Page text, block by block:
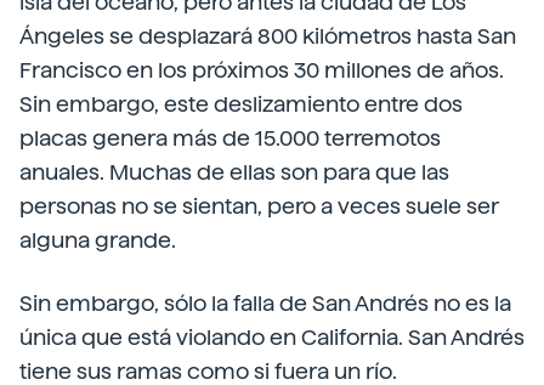
Ángeles se desplazará 800 kilómetros hasta San
Francisco en los próximos 30 millones de años.
Sin embargo, este deslizamiento entre dos
placas genera más de 15.000 terremotos
anuales. Muchas de ellas son para que las
personas no se sientan, pero a veces suele ser
alguna grande.
Sin embargo, sólo la falla de San Andrés no es la
única que está violando en California. San Andrés
tiene sus ramas como si fuera un río.